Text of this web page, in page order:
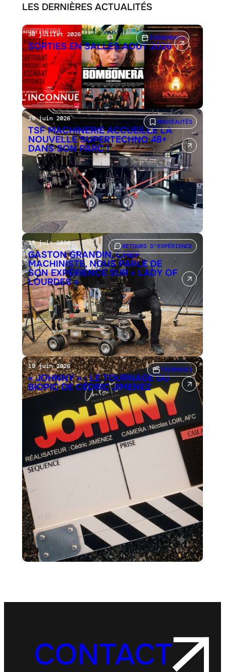
LES DERNIÈRES ACTUALITÉS
ÉVÉNEMENTS
30 juillet 2026
SORTIES EN SALLES AOÛT 2026
NOUVEAUTÉS
29 juin 2026
TSF MACHINERIE ACCUEILLE LA
NOUVELLE SUPERTECHNO 48+
DANS SON PARC !
RETOURS D'EXPÉRIENCE
25 juin 2026
GASTON GRANDIN, CHEF
MACHINISTE, NOUS PARLE DE
SON EXPÉRIENCE SUR « LADY OF
LOURDES »
TOURNAGES
19 juin 2026
« JOHNNY » : LE TOURNAGE DU
BIOPIC DE CÉDRIC JIMENEZ
CONTACT